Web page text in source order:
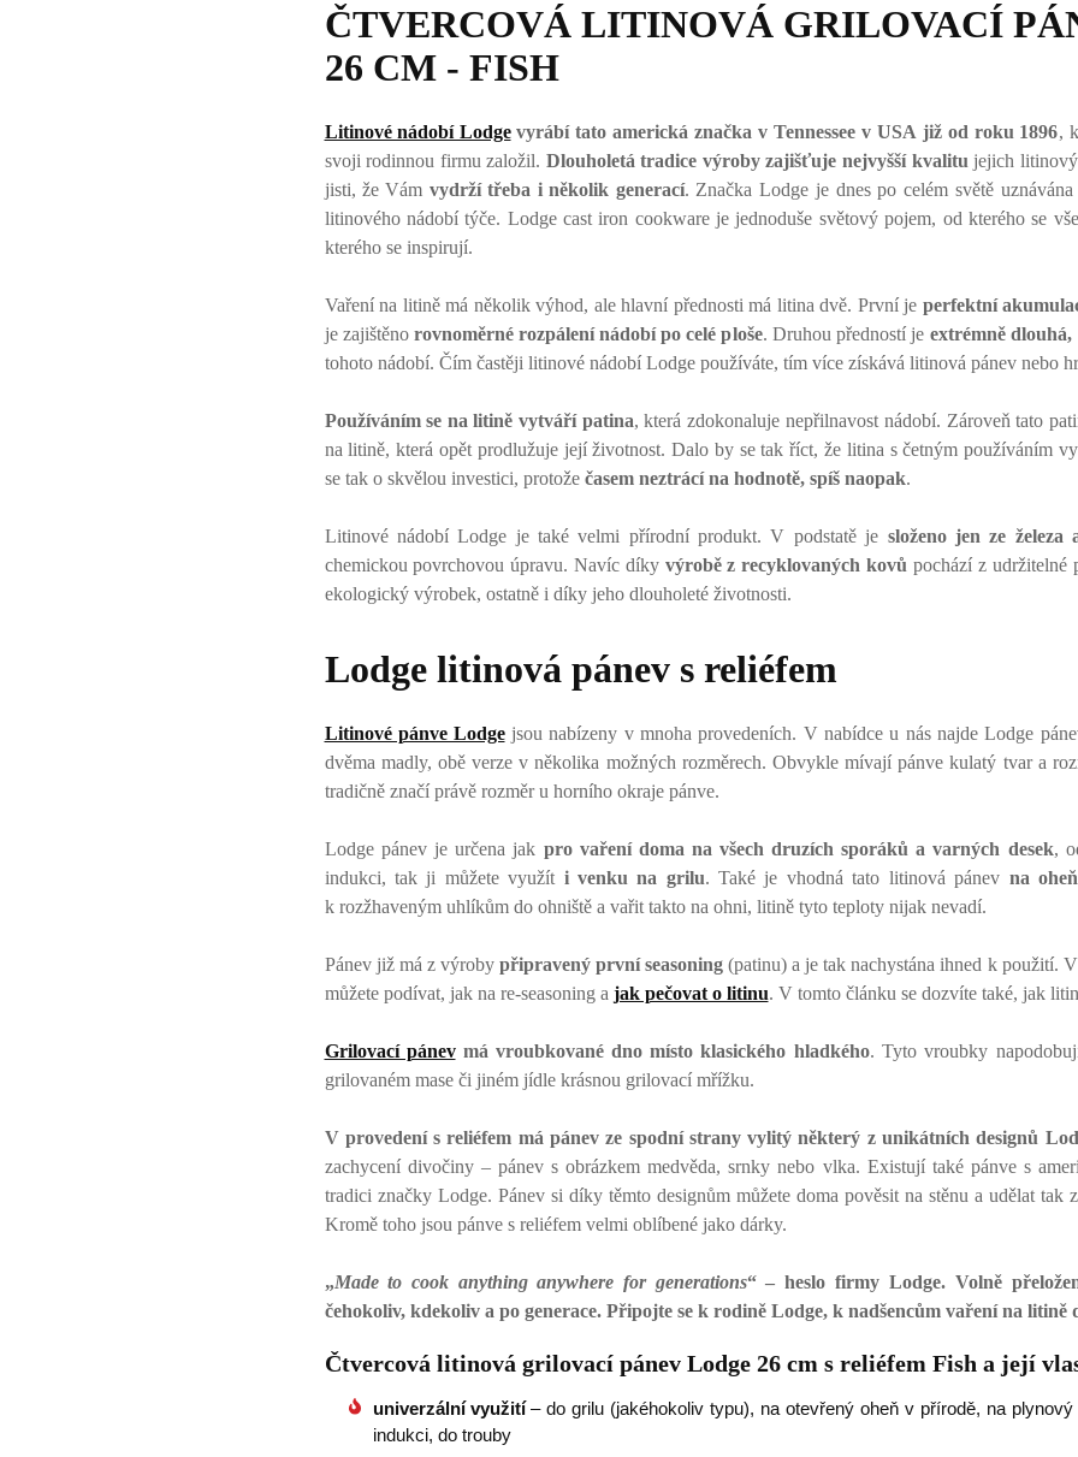
ČTVERCOVÁ LITINOVÁ GRILOVACÍ
26 CM - FISH
Litinové nádobí Lodgevyrábí tato americká značka v Tennessee v USA již od roku 1896,
svoji rodinnou firmu založil. Dlouholetá tradice výroby zajišťuje nejvyšší kvalitu jejich
jisti, že Vám vydrží třeba i několik generací. Značka Lodge je dnes po celém světě
litinového nádobí týče. Lodge cast iron cookware je jednoduše světový pojem, od kterého se
kterého se inspirují.
Vaření na litině má několik výhod, ale hlavní přednosti má litina dvě. První je perfektní
je zajištěno rovnoměrné rozpálení nádobí po celé ploše. Druhou předností je extrémně
tohoto nádobí. Čím častěji litinové nádobí Lodge používáte, tím více získává litinová pánev nebo
Používáním se na litině vytváří patina, která zdokonaluje nepřilnavost nádobí. Zároveň tato
na litině, která opět prodlužuje její životnost. Dalo by se tak říct, že litina s četným používáním
se tak o skvělou investici, protože časem neztrácí na hodnotě, spíš naopak.
Litinové nádobí Lodge je také velmi přírodní produkt. V podstatě je složeno jen ze železa
chemickou povrchovou úpravu. Navíc díky výrobě z recyklovaných kovů pochází z udržitelné
ekologický výrobek, ostatně i díky jeho dlouholeté životnosti.
Lodge litinová pánev s reliéfem
Litinové pánve Lodgejsou nabízeny v mnoha provedeních. V nabídce u nás najde Lodge
dvěma madly, obě verze v několika možných rozměrech. Obvykle mívají pánve kulatý tvar a
tradičně značí právě rozměr u horního okraje pánve.
Lodge pánev je určena jak pro vaření doma na všech druzích sporáků a varných desek,
indukci, tak ji můžete využít i venku na grilu. Také je vhodná tato litinová pánev na oheň
k rozžhaveným uhlíkům do ohniště a vařit takto na ohni, litině tyto teploty nijak nevadí.
Pánev již má z výroby připravený první seasoning(patinu) a je tak nachystána ihned k použití.
můžete podívat, jak na re-seasoning a jak pečovat o litinu. V tomto článku se dozvíte také, jak
Grilovací pánevmá vroubkované dno místo klasického hladkého. Tyto vroubky
grilovaném mase či jiném jídle krásnou grilovací mřížku.
V provedení s reliéfem má pánev ze spodní strany vylitý některý z unikátních designů
zachycení divočiny – pánev s obrázkem medvěda, srnky nebo vlka. Existují také pánve s
tradici značky Lodge. Pánev si díky těmto designům můžete doma pověsit na stěnu a udělat tak
Kromě toho jsou pánve s reliéfem velmi oblíbené jako dárky.
„Made to cook anything anywhere for generations“ – heslo firmy Lodge. Volně
čehokoliv, kdekoliv a po generace. Připojte se k rodině Lodge, k nadšencům vaření na
Čtvercová litinová grilovací pánev Lodge 26 cm s reliéfem Fish a její
univerzální využití– do grilu (jakéhokoliv typu), na otevřený oheň v přírodě, na
indukci, do trouby